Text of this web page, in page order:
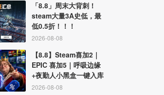
「8.8」周末大背刺！
steam大量3A史低，最
低0.5折！！！
2026-08-08
【8.8】Steam喜加2｜
EPIC 喜加5｜呼吸边缘
+夜勤人小黑盒一键入库
2026-08-08